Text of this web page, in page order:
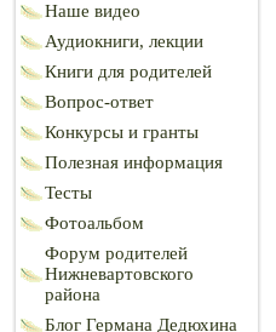
Наше видео
Аудиокниги, лекции
Книги для родителей
Вопрос-ответ
Конкурсы и гранты
Полезная информация
Тесты
Фотоальбом
Форум родителей
Нижневартовского
района
Блог Германа Дедюхина